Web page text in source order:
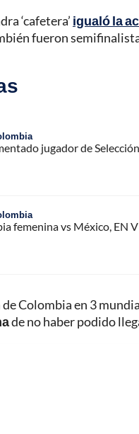
‘cafetera’ igualó la
fueron
jugador de
femenina vs México, EN
de Colombia en 3
de no haber podido